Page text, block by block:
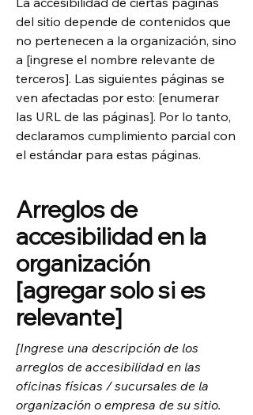
del sitio depende de contenidos que
no pertenecen a la organización, sino
a [ingrese el nombre relevante de
terceros]. Las siguientes páginas se
ven afectadas por esto: [enumerar
las URL de las páginas]. Por lo tanto,
declaramos cumplimiento parcial con
el estándar para estas páginas.
Arreglos de
accesibilidad en la
organización
[agregar solo si es
relevante]
[Ingrese una descripción de los
arreglos de accesibilidad en las
oficinas físicas / sucursales de la
organización o empresa de su sitio.